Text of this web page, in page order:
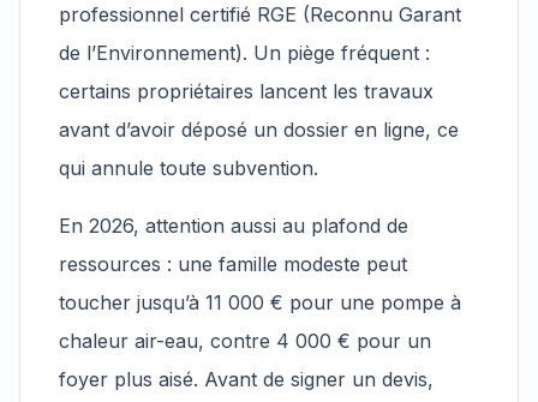
professionnel certifié RGE (Reconnu Garant
de l’Environnement). Un piège fréquent :
certains propriétaires lancent les travaux
avant d’avoir déposé un dossier en ligne, ce
qui annule toute subvention.
En 2026, attention aussi au plafond de
ressources : une famille modeste peut
toucher jusqu’à 11 000 € pour une pompe à
chaleur air-eau, contre 4 000 € pour un
foyer plus aisé. Avant de signer un devis,